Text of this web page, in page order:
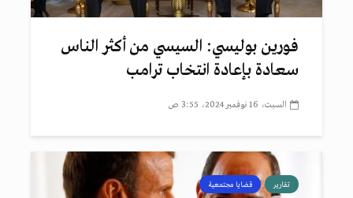
فورين بوليسي: السيسي من أكثر الناس
سعادة بإعادة انتخاب ترامب
السبت، 16 نوفمبر 2024، 3:55 ص
تقارير قضايا مجتمعية